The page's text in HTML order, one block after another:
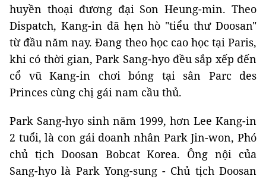
huyền thoại đương đại Son Heung-min. Theo
Dispatch, Kang-in đã hẹn hò "tiểu thư Doosan"
từ đầu năm nay. Đang theo học cao học tại Paris,
khi có thời gian, Park Sang-hyo đều sắp xếp đến
cổ vũ Kang-in chơi bóng tại sân Parc des
Princes cùng chị gái nam cầu thủ.
Park Sang-hyo sinh năm 1999, hơn Lee Kang-in
2 tuổi, là con gái doanh nhân Park Jin-won, Phó
chủ tịch Doosan Bobcat Korea. Ông nội của
Sang-hyo là Park Yong-sung - Chủ tịch Doosan